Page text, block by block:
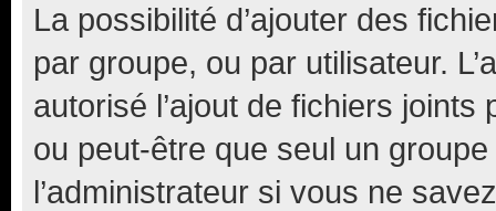
La possibilité d’ajouter des
par groupe, ou par utilisateur.
autorisé l’ajout de fichiers
ou peut-être que seul un
l’administrateur si vous ne